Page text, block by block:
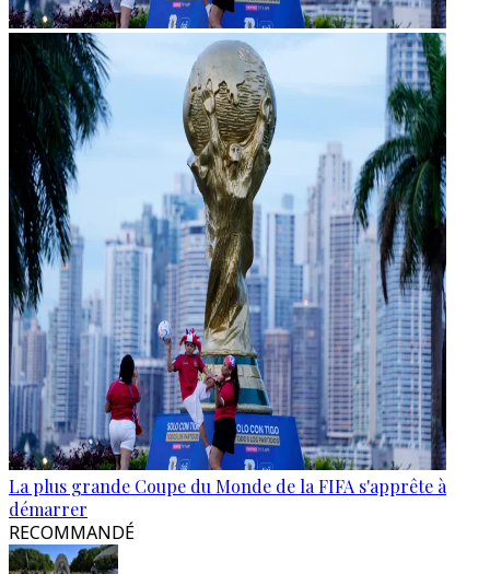
La plus grande Coupe du Monde de la FIFA s'apprête à
démarrer
RECOMMANDÉ